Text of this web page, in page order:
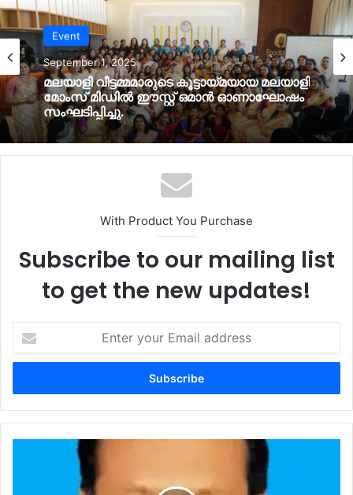
Event
September 1, 2025
മലയാളി വീട്ടമ്മമാരുടെ കൂട്ടായ്‌മയായ മലയാളി
മോംസ് മിഡില്‍ ഈസ്റ്റ് ഒമാൻ ഓണാഘോഷം
സംഘടിപ്പിച്ചു.
With Product You Purchase
Subscribe to our mailing list
to get the new updates!
your
Email